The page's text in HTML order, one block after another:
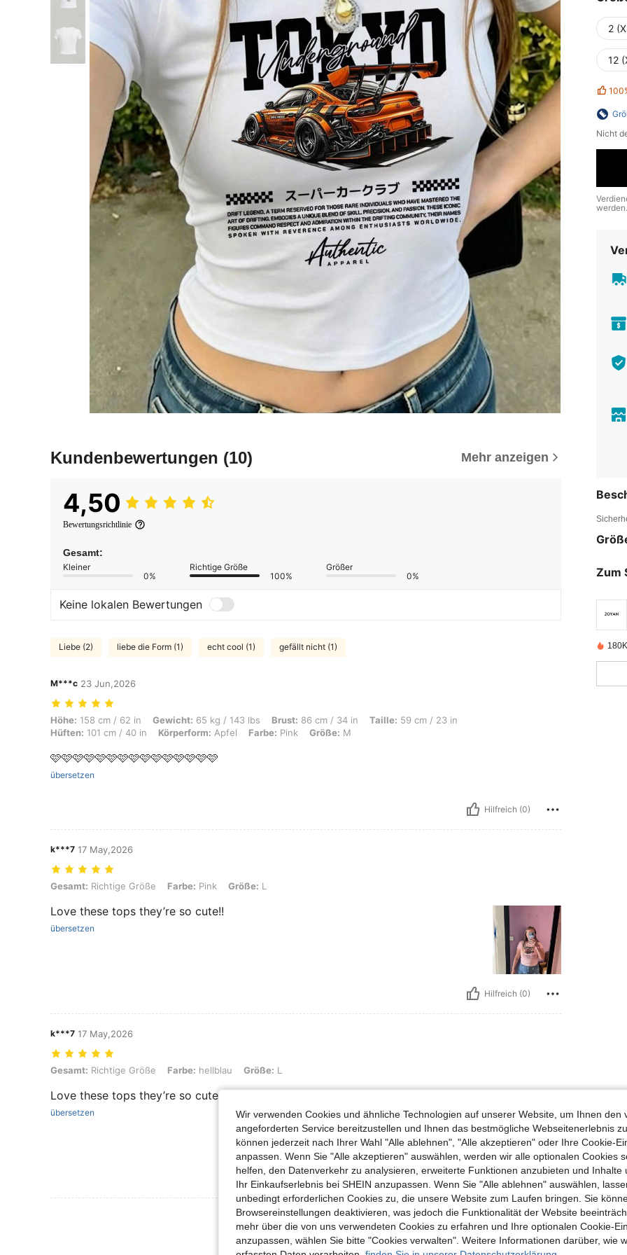
Kundenbewertungen (10) Mehr anzeigen
4,50
Bewertungsrichtlinie
Gesamt:
Kleiner
0%
Richtige Größe
100%
Größer
0%
Keine lokalen Bewertungen
Liebe (2) liebe die Form (1) echt cool (1) gefällt nicht (1)
M***c 23 Jun,2026
Höhe: 158 cm / 62 in, Gewicht: 65 kg / 143 lbs, Brust: 86 cm / 34 in, Taille: 59 cm / 23 in, Hüften: 101 cm / 40 in, Körperform: Apfel, Farbe: Pink, Größe:
Höhe: 158 cm / 62 in Gewicht: 65 kg / 143 lbs Brust: 86 cm / 34 in Taille: 59 cm / 23 in
Hüften: 101 cm / 40 in Körperform: Apfel Farbe: Pink Größe: M
🩷🩷🩷🩷🩷🩷🩷🩷🩷🩷🩷🩷🩷🩷🩷
übersetzen
Hilfreich (0)
k***7 17 May,2026
Gesamt: Richtige Größe, Farbe: Pink, Größe: L
Gesamt: Richtige Größe Farbe: Pink Größe: L
Love these tops they’re so cute!!
übersetzen
Hilfreich (0)
k***7 17 May,2026
Gesamt: Richtige Größe, Farbe: hellblau, Größe: L
Gesamt: Richtige Größe Farbe: hellblau Größe: L
Love these tops they’re so cute!!
übersetzen
Mehr Bewertungen Ansehen
2
12
Nicht
werden.
Zum
Wir verwenden Cookies und ähnliche Technologien auf unserer Website, um Ihnen den
angeforderten Service bereitzustellen und Ihnen das bestmögliche Webseitenerlebnis
können jederzeit nach Ihrer Wahl "Alle ablehnen", "Alle akzeptieren" oder Ihre Cookie-
anpassen. Wenn Sie "Alle akzeptieren" auswählen, werden wir alle optionalen Cookies
helfen, den Datenverkehr zu analysieren, erweiterte Funktionen anzubieten und Inhalte
Ihr Einkaufserlebnis bei SHEIN anzupassen. Wenn Sie "Alle ablehnen" auswählen,
unbedingt erforderlichen Cookies zu, die unsere Website zum Laufen bringen. Sie
Browsereinstellungen deaktivieren, was jedoch die Funktionalität der Website
mehr über die von uns verwendeten Cookies zu erfahren und Ihre optionalen Cookie-
anzupassen, wählen Sie bitte "Cookies verwalten". Weitere Informationen darüber, wie